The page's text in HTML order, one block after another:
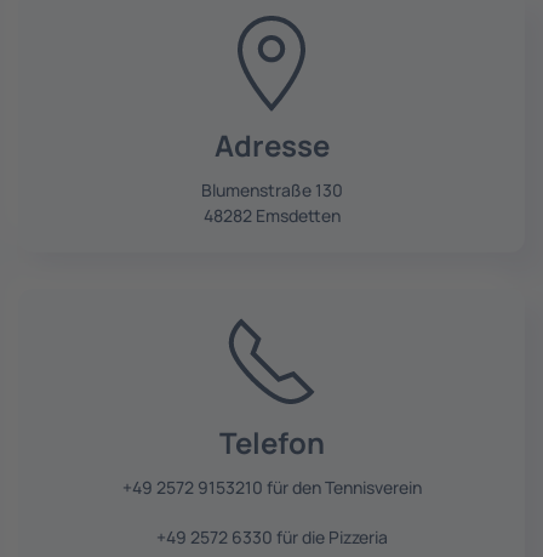
Adresse
Blumenstraße 130
48282 Emsdetten
Telefon
+49 2572 9153210 für den Tennisverein
+49 2572 6330 für die Pizzeria